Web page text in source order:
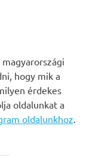
hogy mik a
érdekes
oldalunkat a
oldalunkhoz.